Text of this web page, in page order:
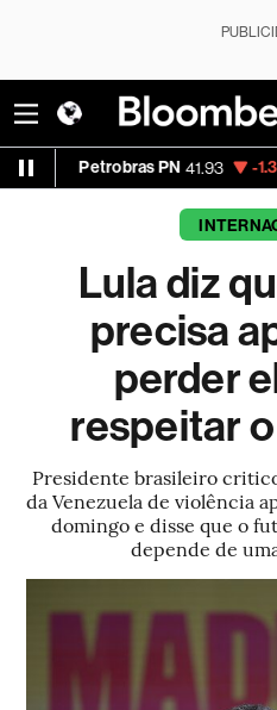
Petrobras PN 41.93 -1.34%
Lula diz
precisa
perder
respeitar
Presidente brasileiro
da Venezuela de violência
domingo e disse que o
depende de